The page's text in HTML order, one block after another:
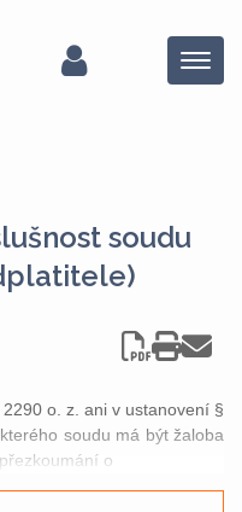
Menu
soudu
o. z. ani v ustanovení §
soudu má být žaloba
o